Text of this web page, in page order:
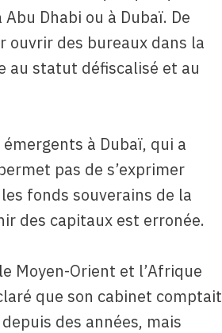
Dhabi ou à Dubaï. De
ouvrir des bureaux dans la
au statut défiscalisé et au
à Dubaï, qui a
pas de s’exprimer
fonds souverains de la
des capitaux est erronée.
Moyen-Orient et l’Afrique
que son cabinet comptait
des années, mais